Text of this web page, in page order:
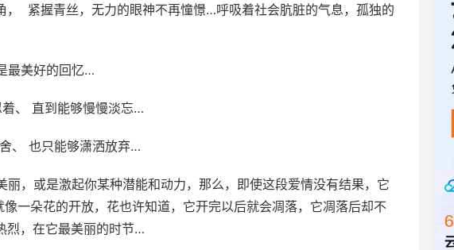
， 紧握青丝，无力的眼神不再憧憬…呼吸着社会肮脏的气息，孤独的
最美好的回忆…
、 直到能够慢慢淡忘…­
、 也只能够潇洒放弃…­
丽，或是激起你某种潜能和动力，那么，即使这段爱情没有结果，它
一朵花的开放，花也许知道，它开完以后就会凋落，它凋落后却不
烈，在它最美丽的时节…